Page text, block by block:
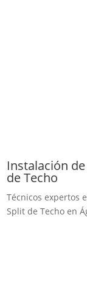
Instalación
de Techo
Técnicos expertos
Split de Techo en